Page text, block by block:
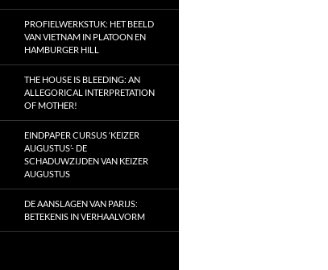
PROFIELWERKSTUK: HET BEELD
VAN VIETNAM IN PLATOON EN
HAMBURGER HILL
THE HOUSE IS BLEEDING: AN
ALLEGORICAL INTERPRETATION
OF MOTHER!
EINDPAPER CURSUS ‘KEIZER
AUGUSTUS’- DE
SCHADUWZIJDEN VAN KEIZER
AUGUSTUS
DE AANSLAGEN VAN PARIJS:
BETEKENIS IN VERHAALVORM